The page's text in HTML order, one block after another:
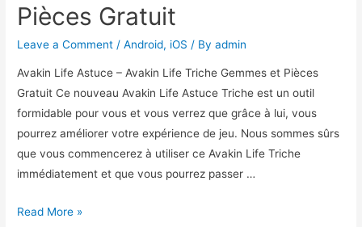
Pièces Gratuit
Leave a Comment /Android, iOS / Byadmin
Avakin Life Astuce – Avakin Life Triche Gemmes et Pièces
Gratuit Ce nouveau Avakin Life Astuce Triche est un outil
formidable pour vous et vous verrez que grâce à lui, vous
pourrez améliorer votre expérience de jeu. Nous sommes sûrs
que vous commencerez à utiliser ce Avakin Life Triche
immédiatement et que vous pourrez passer …
Avakin
Read More »